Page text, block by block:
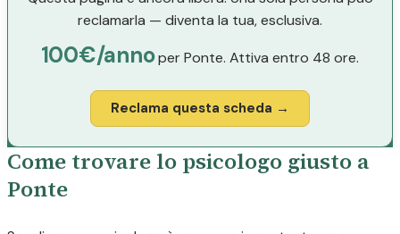
reclamarla — diventa la tua, esclusiva.
100€/annoper Ponte. Attiva entro 48 ore.
Reclama questa scheda →
Come trovare lo psicologo giusto a
Ponte